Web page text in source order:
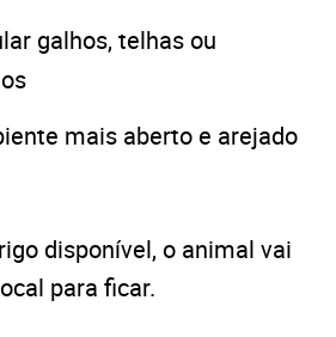
galhos, telhas ou
mais aberto e arejado
disponível, o animal vai
para ficar.